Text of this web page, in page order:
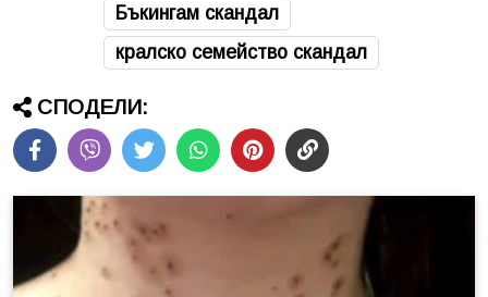
Бъкингам скандал
кралско семейство скандал
СПОДЕЛИ: